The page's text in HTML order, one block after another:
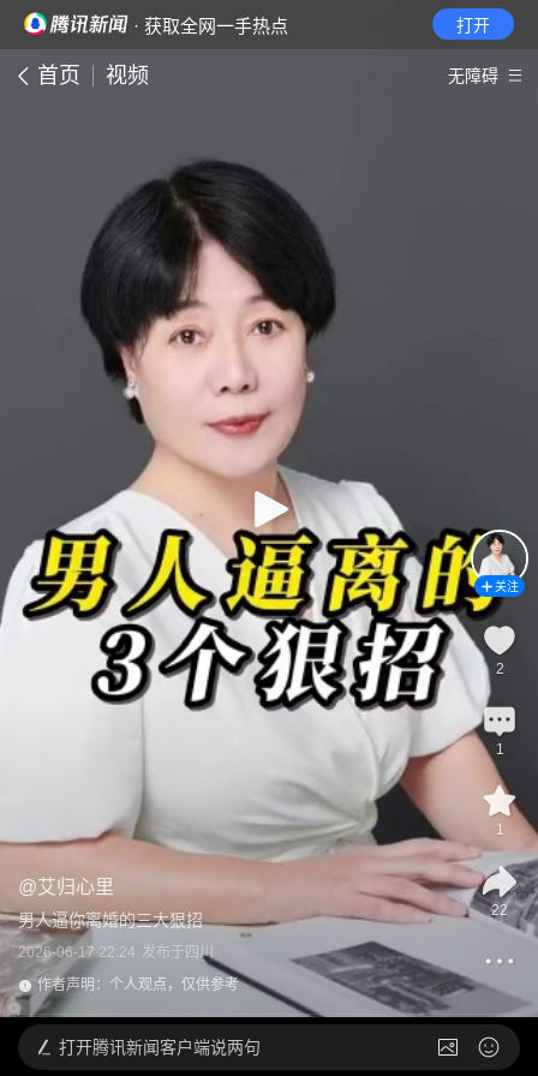
· 获取全网一手热点 打开
首页 视频 无障碍
@艾归心里
男人逼你离婚的三大狠招
2026-06-17 22:24 发布于 四川
作者声明：个人观点，仅供参考
关注
2
1
1
22
打开腾讯新闻客户端说两句